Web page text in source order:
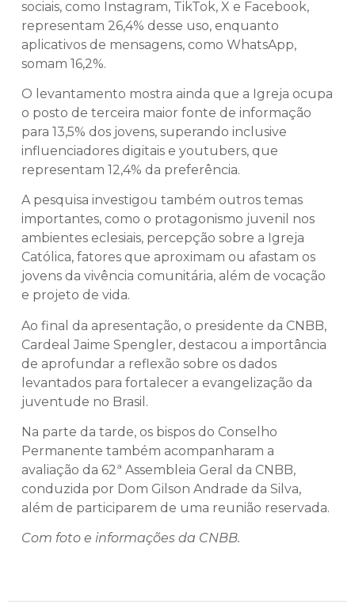
sociais, como Instagram, TikTok, X e Facebook,
representam 26,4% desse uso, enquanto
aplicativos de mensagens, como WhatsApp,
somam 16,2%.
O levantamento mostra ainda que a Igreja ocupa
o posto de terceira maior fonte de informação
para 13,5% dos jovens, superando inclusive
influenciadores digitais e youtubers, que
representam 12,4% da preferência.
A pesquisa investigou também outros temas
importantes, como o protagonismo juvenil nos
ambientes eclesiais, percepção sobre a Igreja
Católica, fatores que aproximam ou afastam os
jovens da vivência comunitária, além de vocação
e projeto de vida.
Ao final da apresentação, o presidente da CNBB,
Cardeal Jaime Spengler, destacou a importância
de aprofundar a reflexão sobre os dados
levantados para fortalecer a evangelização da
juventude no Brasil.
Na parte da tarde, os bispos do Conselho
Permanente também acompanharam a
avaliação da 62ª Assembleia Geral da CNBB,
conduzida por Dom Gilson Andrade da Silva,
além de participarem de uma reunião reservada.
Com foto e informações da CNBB.